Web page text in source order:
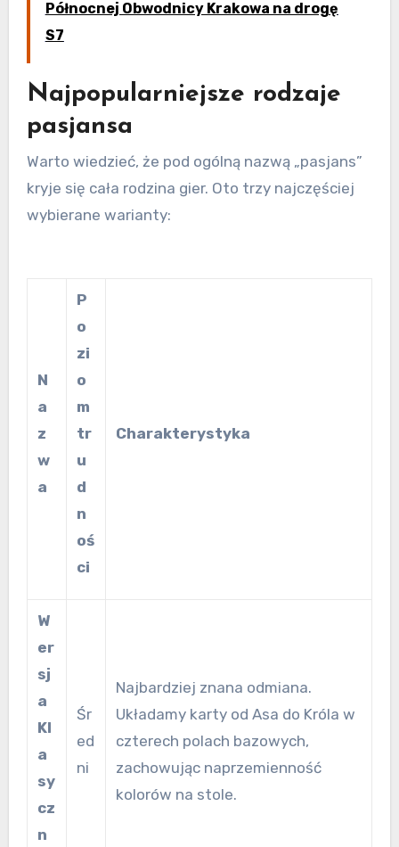
Północnej Obwodnicy Krakowa na drogę
S7
Najpopularniejsze rodzaje
pasjansa
Warto wiedzieć, że pod ogólną nazwą „pasjans”
kryje się cała rodzina gier. Oto trzy najczęściej
wybierane warianty:
N
a
z
w
a
P
o
zi
o
m
tr
u
d
n
oś
ci
Charakterystyka
W
er
sj
a
Kl
a
sy
cz
n
Śr
ed
ni
Najbardziej znana odmiana.
Układamy karty od Asa do Króla w
czterech polach bazowych,
zachowując naprzemienność
kolorów na stole.